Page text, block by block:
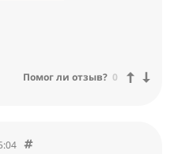
Помог ли отзыв? 0